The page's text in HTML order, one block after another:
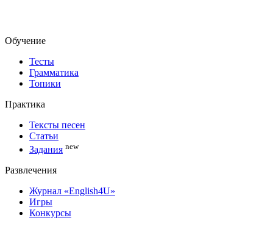
Обучение
Тесты
Грамматика
Топики
Практика
Тексты песен
Статьи
Задания new
Развлечения
Журнал «English4U»
Игры
Конкурсы